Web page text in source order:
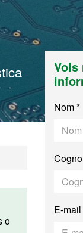
Vols
Nom *
E-